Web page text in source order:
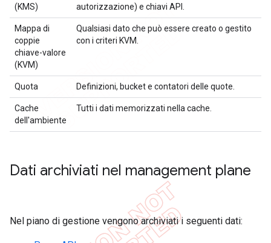
(KMS)
autorizzazione) e chiavi API.
Mappa di
coppie
chiave-valore
(KVM)
Qualsiasi dato che può essere creato o gestito
con i criteri KVM.
Quota Definizioni, bucket e contatori delle quote.
Cache
dell'ambiente
Tutti i dati memorizzati nella cache.
Dati archiviati nel management plane
Nel piano di gestione vengono archiviati i seguenti dati: